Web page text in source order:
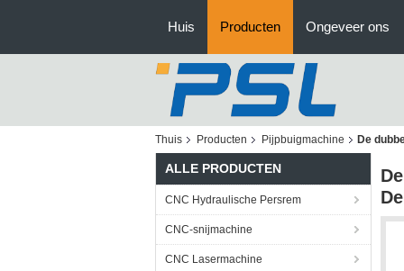
Huis Producten Ongeveer ons
Thuis Producten Pijpbuigmachine De
ALLE PRODUCTEN
CNC Hydraulische Persrem
CNC-snijmachine
CNC Lasermachine